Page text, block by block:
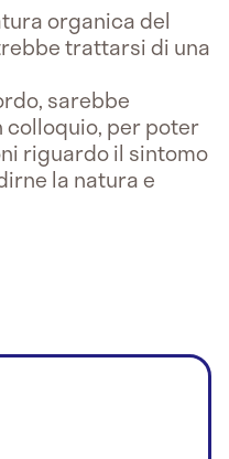
organica del
trattarsi di una
sarebbe
per poter
riguardo il sintomo
la natura e